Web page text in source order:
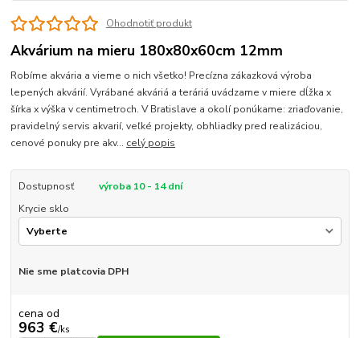
Ohodnotiť produkt
Akvárium na mieru 180x80x60cm 12mm
Robíme akvária a vieme o nich všetko! Precízna zákazková výroba
lepených akvárií. Vyrábané akváriá a teráriá uvádzame v miere dĺžka x
šírka x výška v centimetroch. V Bratislave a okolí ponúkame: zriaďovanie,
pravidelný servis akvarií, veľké projekty, obhliadky pred realizáciou,
cenové ponuky pre akv... celý popis
Dostupnosť
výroba 10 - 14 dní
Krycie sklo
Nie sme platcovia DPH
cena od
963 €/ks